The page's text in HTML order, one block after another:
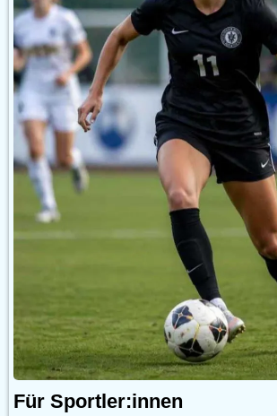
Für Sportler:innen